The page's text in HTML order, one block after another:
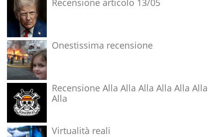
Onestissima recensione
Recensione Alla Alla Alla Alla Alla Alla
Alla
Virtualità reali